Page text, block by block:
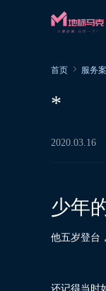
首页 服务
*
2020.03.16
少年
他五岁登台
还记得当时